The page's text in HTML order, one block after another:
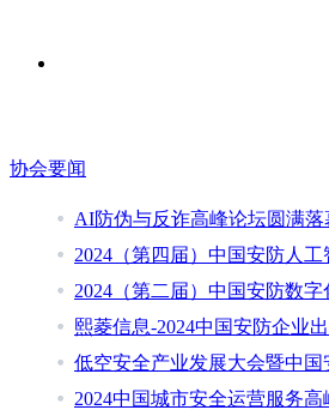
协会要闻
AI防伪与反诈高峰论坛圆满落
2024（第四届）中国安防人
2024（第二届）中国安防数
熙菱信息-2024中国安防企业
低空安全产业发展大会暨中
2024中国城市安全运营服务